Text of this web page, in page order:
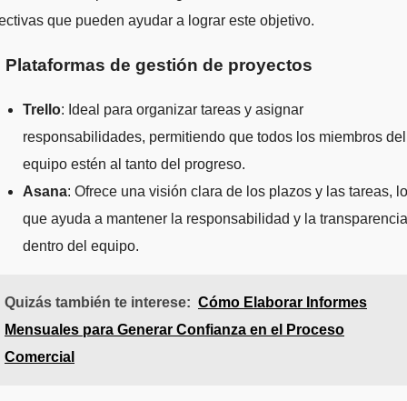
que pueden ayudar a lograr este objetivo.
Plataformas de gestión de proyectos
Trello: Ideal para organizar tareas y asignar
responsabilidades, permitiendo que todos los miembros del
equipo estén al tanto del progreso.
Asana: Ofrece una visión clara de los plazos y las tareas, lo
que ayuda a mantener la responsabilidad y la transparencia
dentro del equipo.
Quizás también te interese: Cómo Elaborar Informes
Mensuales para Generar Confianza en el Proceso
Comercial